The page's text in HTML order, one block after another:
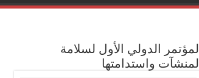
المؤتمر الدولي الأول لسلامة
المنشآت واستدامتها